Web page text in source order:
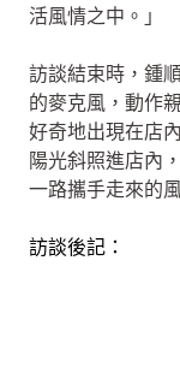
活風情之中。」
訪談結束時，鍾
的麥克風，動作
好奇地出現在店
陽光斜照進店內
一路攜手走來的
訪談後記：